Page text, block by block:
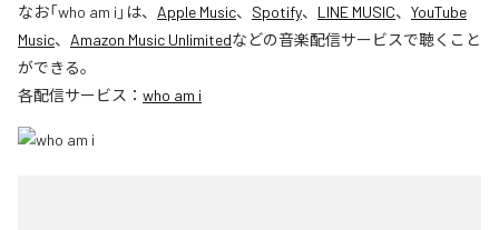
なお「who am i 」は、 Apple Music、 Spotify、 LINE MUSIC、 YouTube
Music、 Amazon Music Unlimitedなどの音楽配信サービスで聴くこと
ができる。
各配信サービス： who am i